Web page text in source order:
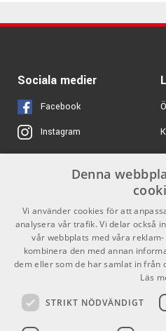
Sociala medier
Facebook
Instagram
X
Youtube
TikTok
Denna
Vi använder cookies för att
analysera vår trafik. Vi delar också
vår webbplats med våra
kombinera den med annan
dem eller som de har samlat in från
Läs
STRIKT NÖDVÄNDIGT